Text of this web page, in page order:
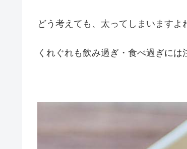
どう考えても、太ってしまいますよ
くれぐれも飲み過ぎ・食べ過ぎに